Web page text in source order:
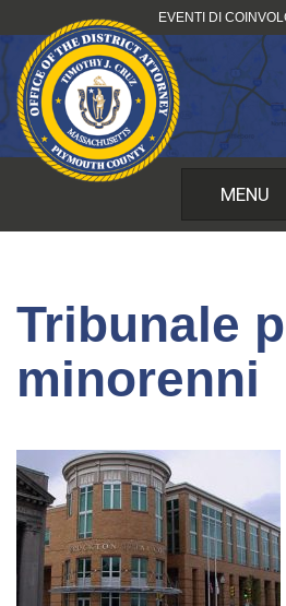
al
contenuto
EVENTI DI
MENU
Tribunale
minorenni